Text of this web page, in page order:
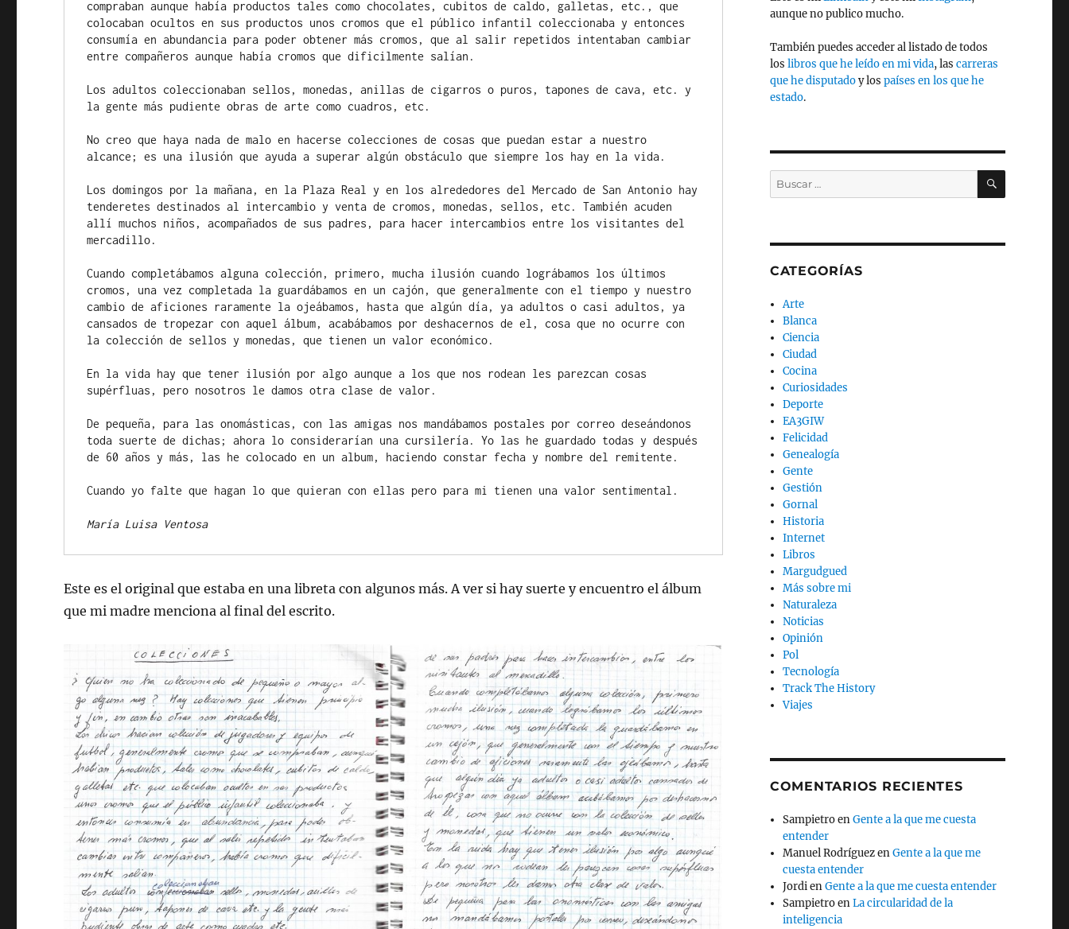
compraban aunque había productos tales como chocolates, cubitos de caldo, galletas, etc., que
colocaban ocultos en sus productos unos cromos que el público infantil coleccionaba y entonces
consumía en abundancia para poder obtener más cromos, que al salir repetidos intentaban cambiar
entre compañeros aunque había cromos que dificilmente salían.
Los adultos coleccionaban sellos, monedas, anillas de cigarros o puros, tapones de cava, etc. y
la gente más pudiente obras de arte como cuadros, etc.
No creo que haya nada de malo en hacerse colecciones de cosas que puedan estar a nuestro
alcance; es una ilusión que ayuda a superar algún obstáculo que siempre los hay en la vida.
Los domingos por la mañana, en la Plaza Real y en los alrededores del Mercado de San Antonio hay
tenderetes destinados al intercambio y venta de cromos, monedas, sellos, etc. También acuden
allí muchos niños, acompañados de sus padres, para hacer intercambios entre los visitantes del
mercadillo.
Cuando completábamos alguna colección, primero, mucha ilusión cuando lográbamos los últimos
cromos, una vez completada la guardábamos en un cajón, que generalmente con el tiempo y nuestro
cambio de aficiones raramente la ojeábamos, hasta que algún día, ya adultos o casi adultos, ya
cansados de tropezar con aquel álbum, acabábamos por deshacernos de el, cosa que no ocurre con
la colección de sellos y monedas, que tienen un valor económico.
En la vida hay que tener ilusión por algo aunque a los que nos rodean les parezcan cosas
supérfluas, pero nosotros le damos otra clase de valor.
De pequeña, para las onomásticas, con las amigas nos mandábamos postales por correo deseándonos
toda suerte de dichas; ahora lo considerarían una cursilería. Yo las he guardado todas y después
de 60 años y más, las he colocado en un album, haciendo constar fecha y nombre del remitente.
Cuando yo falte que hagan lo que quieran con ellas pero para mi tienen una valor sentimental.
María Luisa Ventosa
Este es el original que estaba en una libreta con algunos más. A ver si hay suerte y encuentro el álbum
que mi madre menciona al final del escrito.
aunque no publico mucho.
También puedes acceder al listado de todos
los libros que he leído en mi vida, las carreras
que he disputadoy los países en los que he
estado.
Buscar
por:
BUSCAR
CATEGORÍAS
Arte
Blanca
Ciencia
Ciudad
Cocina
Curiosidades
Deporte
EA3GIW
Felicidad
Genealogía
Gente
Gestión
Gornal
Historia
Internet
Libros
Margudgued
Más sobre mi
Naturaleza
Noticias
Opinión
Pol
Tecnología
Track The History
Viajes
COMENTARIOS RECIENTES
SampietroenGente a la que me cuesta
entender
Manuel RodríguezenGente a la que me
cuesta entender
JordienGente a la que me cuesta entender
SampietroenLa circularidad de la
inteligencia